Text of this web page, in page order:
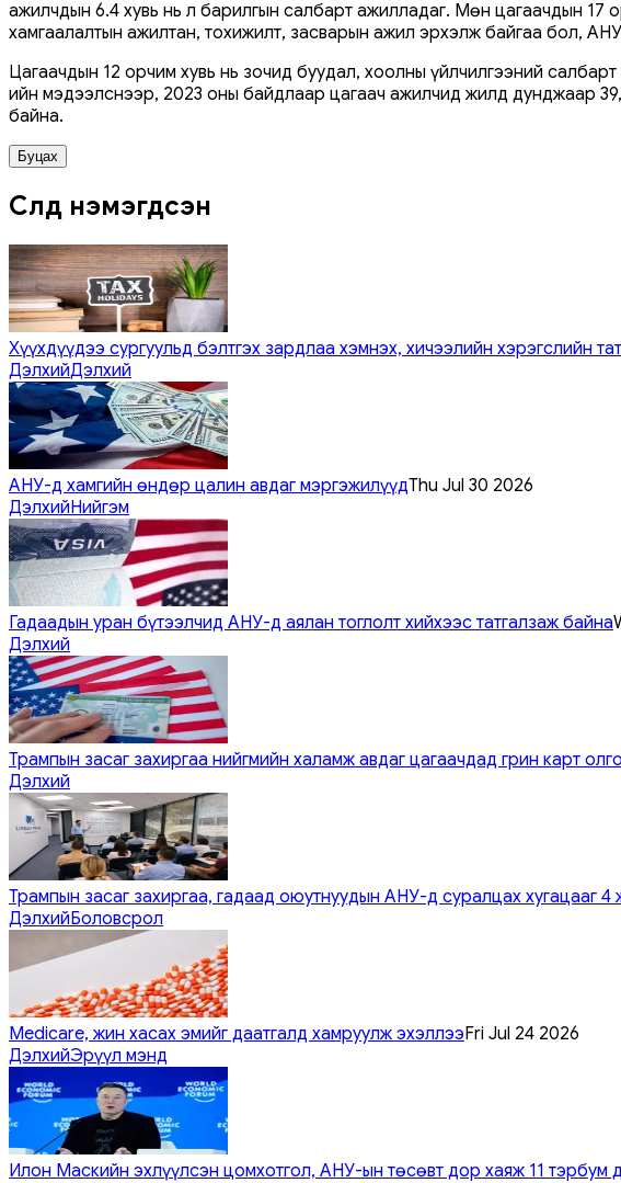
ажилчдын 6.4 хувь нь л барилгын салбарт ажилладаг. Мөн цагаачдын
хамгаалалтын ажилтан, тохижилт, засварын ажил эрхэлж байгаа бол,
Цагаачдын 12 орчим хувь нь зочид буудал, хоолны үйлчилгээний
ийн мэдээлснээр, 2023 оны байдлаар цагаач ажилчид жилд дунджаар
байна.
Буцах
Сүүлд нэмэгдсэн
Хүүхдүүдээ сургуульд бэлтгэх зардлаа хэмнэх, хичээлийн хэрэгслийн
ДэлхийДэлхий
АНУ-д хамгийн өндөр цалин авдаг мэргэжилүүдThu Jul 30 2026
ДэлхийНийгэм
Гадаадын уран бүтээлчид АНУ-д аялан тоглолт хийхээс татгалзаж байна
Дэлхий
Трампын засаг захиргаа нийгмийн халамж авдаг цагаачдад грин карт
Дэлхий
Трампын засаг захиргаа, гадаад оюутнуудын АНУ-д суралцах хугацааг 4
ДэлхийБоловсрол
Medicare, жин хасах эмийг даатгалд хамруулж эхэллээFri Jul 24 2026
ДэлхийЭрүүл мэнд
Илон Маскийн эхлүүлсэн цомхотгол, АНУ-ын төсөвт дор хаяж 11 тэрбум